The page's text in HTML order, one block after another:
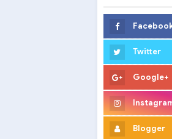
Twitter
Google+
Blogger